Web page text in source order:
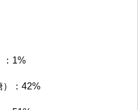
：1%
）：42%